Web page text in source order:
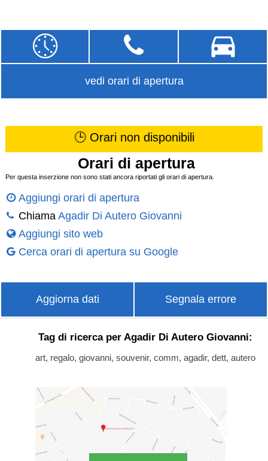
vedi orari di apertura
🕒 Orari non disponibili
Orari di apertura
Per questa inserzione non sono stati ancora riportati gli orari di apertura.
Aggiungi orari di apertura
Chiama Agadir Di Autero Giovanni
Aggiungi sito web
Cerca orari di apertura su Google
Aggiorna dati Segnala errore
Tag di ricerca per Agadir Di Autero Giovanni:
art, regalo, giovanni, souvenir, comm, agadir, dett, autero